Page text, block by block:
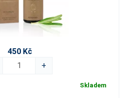
450 Kč
+
Skladem